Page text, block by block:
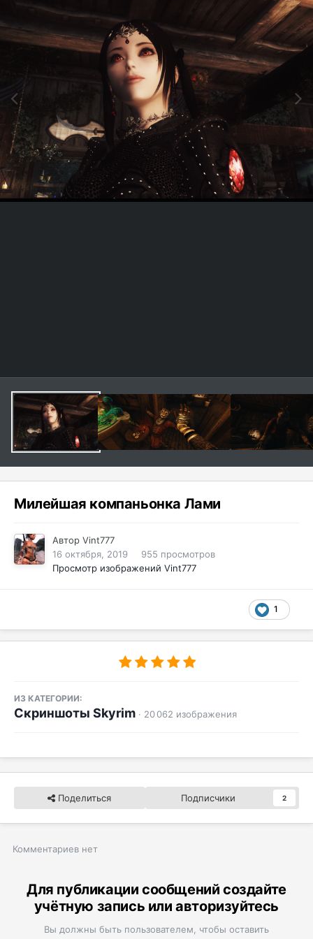
Милейшая компаньонка Лами
Автор Vint777
16 октября, 2019
955 просмотров
Просмотр изображений Vint777
1
ИЗ КАТЕГОРИИ:
Скриншоты Skyrim · 20 062 изображения
Поделиться Подписчики 2
Комментариев нет
Для публикации сообщений создайте
учётную запись или авторизуйтесь
Вы должны быть пользователем, чтобы оставить